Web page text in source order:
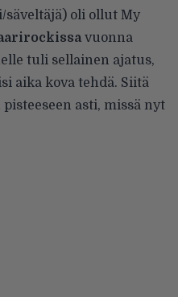
säveltäjä) oli ollut My
vuonna
tuli sellainen ajatus,
aika kova tehdä. Siitä
asti, missä nyt